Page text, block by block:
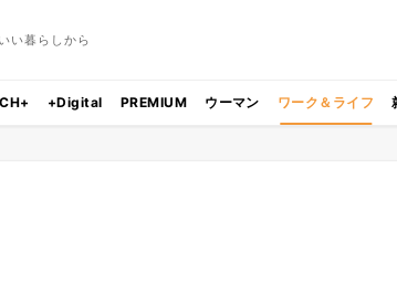
い暮らしから
+Digital PREMIUM ウーマン ワーク＆ライフ